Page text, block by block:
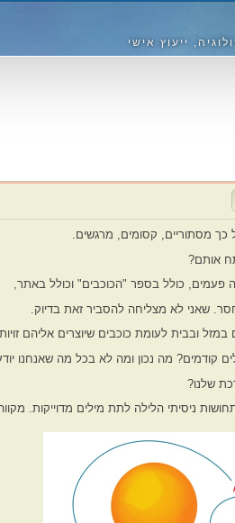
ייעוץ אישי
כך מסתוריים, קסומים, מרגשים.
אותם?
פעמים, כולל בספר "הכוכבים" וכולל באתר,
שאני לא מצליחה להסביר זאת בדיוק.
ובבית לעומת כוכבים שיוצרים אליהם
קודמים? מה נכון ומה לא בכל מה שאנחנו
שלנו?
ניסיתי הלילה לתת מילים מדוייקות.